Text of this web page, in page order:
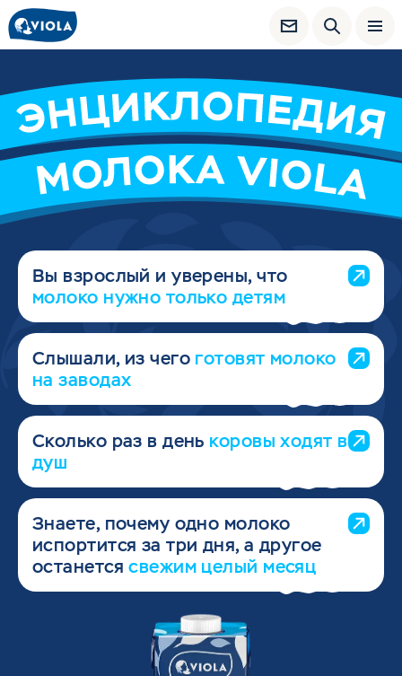
Вы взрослый и уверены, что
молоко нужно только детям
Слышали, из чего готовят молоко
на заводах
Сколько раз в день коровы ходят в
душ
Знаете, почему одно молоко
испортится за три дня, а другое
останетсясвежим целый месяц